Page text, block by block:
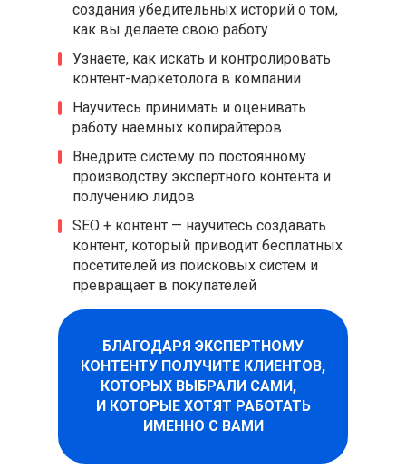
SEO + контент — научитесь создавать
контент, который приводит бесплатных
посетителей из поисковых систем и
превращает в покупателей
Внедрите систему по постоянному
производству экспертного контента и
получению лидов
Научитесь принимать и оценивать
работу наемных копирайтеров
Узнаете, как искать и контролировать
контент-маркетолога в компании
создания убедительных историй о том,
как вы делаете свою работу
БЛАГОДАРЯ ЭКСПЕРТНОМУ
КОНТЕНТУ ПОЛУЧИТЕ КЛИЕНТОВ,
КОТОРЫХ ВЫБРАЛИ САМИ,
И КОТОРЫЕ ХОТЯТ РАБОТАТЬ
ИМЕННО С ВАМИ